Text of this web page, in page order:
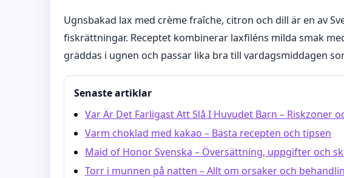
Ugnsbakad lax med crème fraîche, citron och dill är en av
fiskrättningar. Receptet kombinerar laxfiléns milda smak
gräddas i ugnen och passar lika bra till vardagsmiddagen
Senaste artiklar
Var Är Det Farligast Att Slå I Huvudet Barn – Riskzoner
Varm choklad med kakao – Bästa recepten och tipsen
Maid of Honor Svenska – Översättning, uppgifter och
Torr i munnen på natten – Allt om orsaker och